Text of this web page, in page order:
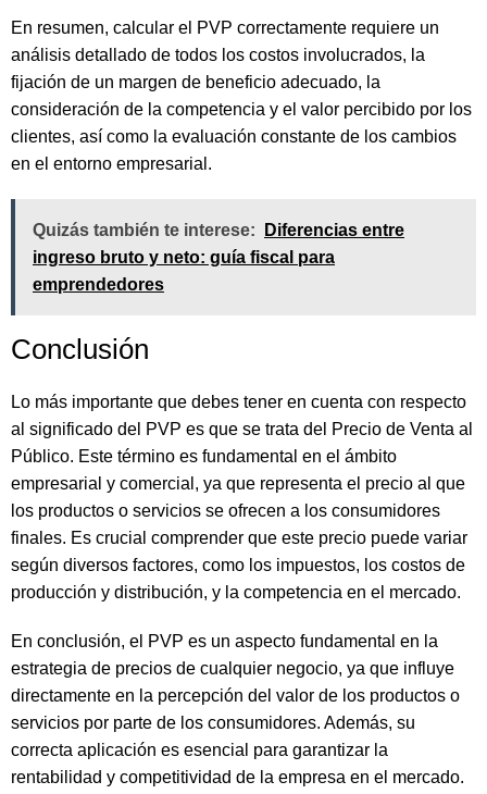
En resumen, calcular el PVP correctamente requiere un
análisis detallado de todos los costos involucrados, la
fijación de un margen de beneficio adecuado, la
consideración de la competencia y el valor percibido por los
clientes, así como la evaluación constante de los cambios
en el entorno empresarial.
Quizás también te interese:
Diferencias entre
ingreso bruto y neto: guía fiscal para
emprendedores
Conclusión
Lo más importante que debes tener en cuenta con respecto
al significado del PVP es que se trata del Precio de Venta al
Público. Este término es fundamental en el ámbito
empresarial y comercial, ya que representa el precio al que
los productos o servicios se ofrecen a los consumidores
finales. Es crucial comprender que este precio puede variar
según diversos factores, como los impuestos, los costos de
producción y distribución, y la competencia en el mercado.
En conclusión, el PVP es un aspecto fundamental en la
estrategia de precios de cualquier negocio, ya que influye
directamente en la percepción del valor de los productos o
servicios por parte de los consumidores. Además, su
correcta aplicación es esencial para garantizar la
rentabilidad y competitividad de la empresa en el mercado.